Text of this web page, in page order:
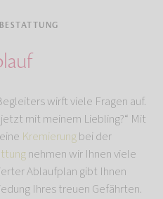
wirft viele Fragen auf.
mit meinem Liebling?“ Mit
Kremierungbei der
nehmen wir Ihnen viele
Ablaufplan gibt Ihnen
Ihres treuen Gefährten.